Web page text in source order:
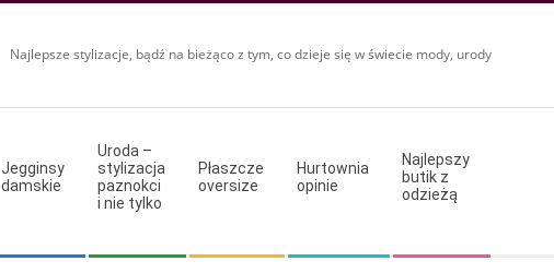
Najlepsze stylizacje, bądź na bieżąco z tym, co dzieje się w świecie mody, urody
Jegginsy
damskie
Uroda –
stylizacja
paznokci
i nie tylko
Płaszcze
oversize
Hurtownia
opinie
Najlepszy
butik z
odzieżą